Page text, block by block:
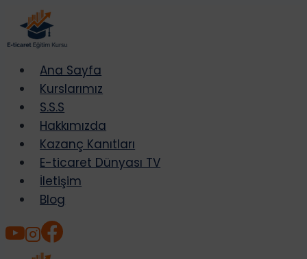
content
Ana Sayfa
Kurslarımız
S.S.S
Hakkımızda
Kazanç Kanıtları
E-ticaret Dünyası TV
İletişim
Blog